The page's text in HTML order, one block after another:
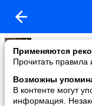
Применяются
Прочитать
Возможны
В контенте могут
информация.
❤️
added a photo
22 Feb в 19:52